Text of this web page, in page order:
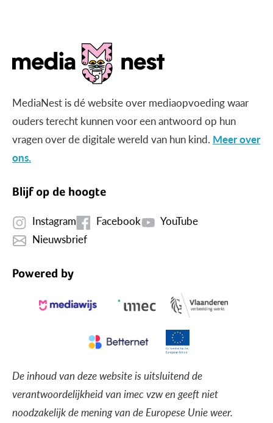
MediaNest is dé website over mediaopvoeding waar
ouders terecht kunnen voor een antwoord op hun
vragen over de digitale wereld van hun kind. Meer over
ons.
Blijf op de hoogte
Instagram Facebook
YouTube
Nieuwsbrief
Powered by
De inhoud van deze website is uitsluitend de
verantwoordelijkheid van imec vzw en geeft niet
noodzakelijk de mening van de Europese Unie weer.